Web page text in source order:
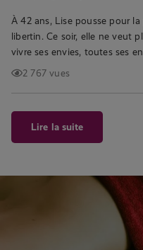
À 42 ans, Lise pousse pour
libertin. Ce soir, elle ne veut
vivre ses envies, toutes ses
2 767 vues
Lire la suite